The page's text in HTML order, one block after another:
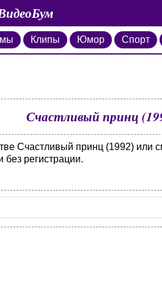
Клипы Юмор Спорт
Счастливый принц
Счастливый принц (1992) или
регистрации.